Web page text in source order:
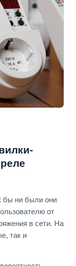
бы ни были они
от
в сети. На
так и